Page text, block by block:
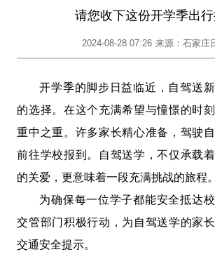
请您收下这份开学季出
2024-08-28 07:26 来源：石家庄
开学季的脚步日益临近，自驾送
的选择。在这个充满希望与憧憬的时
重中之重。许多家长精心准备，驾驶
前往学校报到。自驾送学，不仅承载
的关爱，更意味着一段充满挑战的旅程。
为确保每一位学子都能安全抵达
交管部门积极行动，为自驾送学的家
交通安全提示。